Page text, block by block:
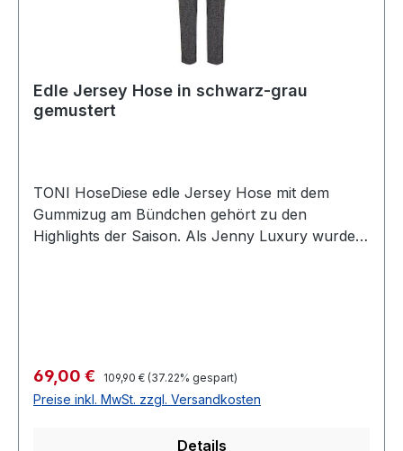
Edle Jersey Hose in schwarz-grau
gemustert
TONI HoseDiese edle Jersey Hose mit dem
Gummizug am Bündchen gehört zu den
Highlights der Saison. Als Jenny Luxury wurde
OberschenkelFussweite: 30 cm 57 % Polyester
30 % Viscose 11 % Polyamid 2 % Elasthan30°
waschbarModell Nr.: 1213-86Artikel Nr.: 67-
Verkaufspreis:
69,00 € Regulärer Preis:
109,90 € (37.22% gespart)
Preise inkl. MwSt. zzgl. Versandkosten
Details